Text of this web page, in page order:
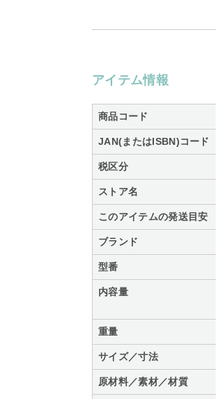
アイテム情報
商品コード
JAN(またはISBN)コード
税区分
ストア名
このアイテムの発送目安
ブランド
型番
内容量
重量
サイズ／寸法
原材料／素材／材質